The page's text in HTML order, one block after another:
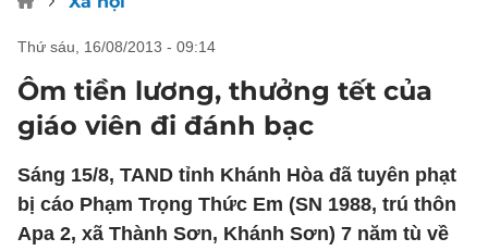
thứ sáu, 16/08/2013 - 09:14
Ôm tiền lương, thưởng tết của
giáo viên đi đánh bạc
Sáng 15/8, TAND tỉnh Khánh Hòa đã tuyên phạt
bị cáo Phạm Trọng Thức Em (SN 1988, trú thôn
Apa 2, xã Thành Sơn, Khánh Sơn) 7 năm tù về